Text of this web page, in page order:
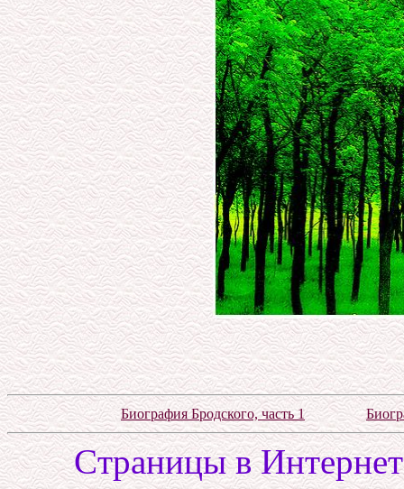
Биография Бродского, часть 1
Cтраницы в